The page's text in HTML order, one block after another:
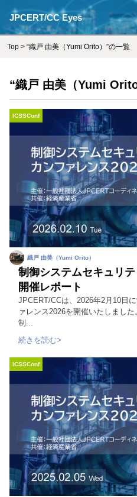
JPCERT/CC Eyes
Top > “織戸 由美（Yumi Orito）”の一覧
“織戸 由美（Yumi
ICSSConf
織戸 由美（Yumi Orito）
制御システムセキュリ
開催レポート
JPCERT/CCは、2026年2月10日
ァレンス2026を開催いたしまし
制...
続きを読む>
ICSSConf